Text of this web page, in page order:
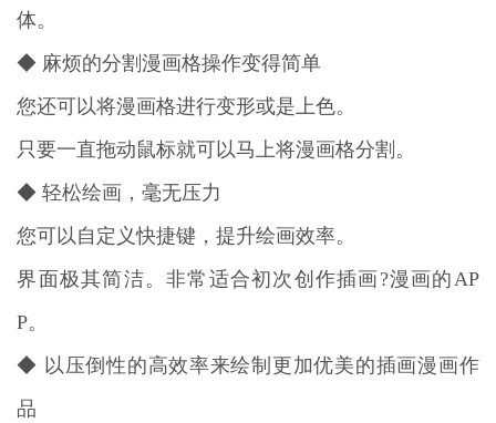
体。
◆ 麻烦的分割漫画格操作变得简单
您还可以将漫画格进行变形或是上色。
只要一直拖动鼠标就可以马上将漫画格分割。
◆ 轻松绘画，毫无压力
您可以自定义快捷键，提升绘画效率。
界面极其简洁。非常适合初次创作插画?漫画的AP
P。
◆ 以压倒性的高效率来绘制更加优美的插画漫画作
品